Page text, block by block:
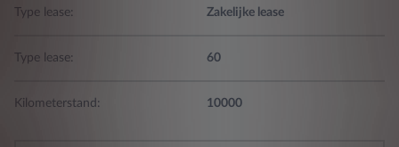
Type lease: Zakelijke lease
Type lease: 60
Kilometerstand: 10000